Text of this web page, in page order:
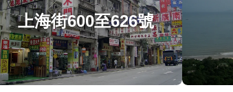
上海街600至626號